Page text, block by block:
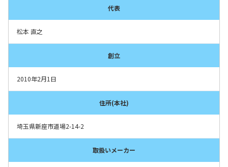
代表
松本 直之
創立
2010年2月1日
住所(本社)
埼玉県新座市道場2-14-2
取扱いメーカー